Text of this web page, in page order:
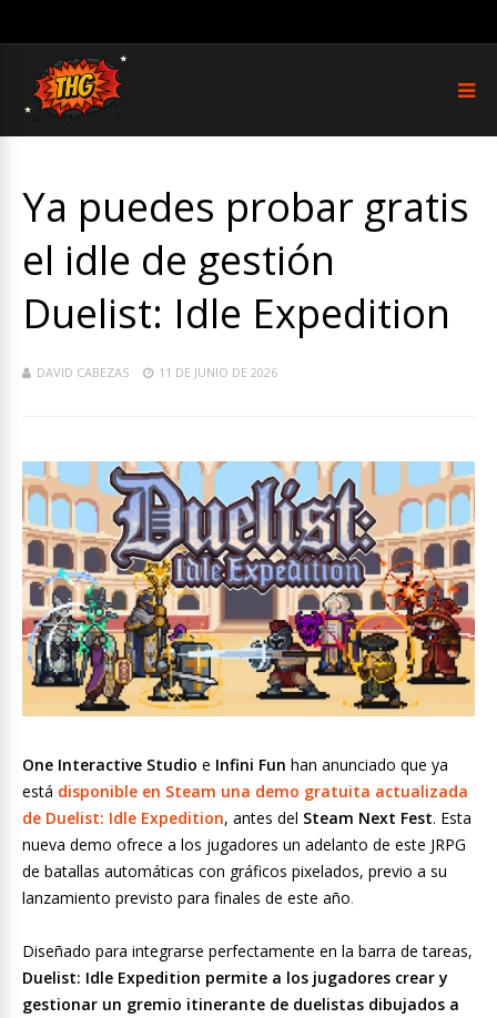
Ya puedes probar gratis
el idle de gestión
Duelist: Idle Expedition
DAVID CABEZAS 11 DE JUNIO DE 2026
One Interactive Studio e Infini Fun han anunciado que ya
está disponible en Steam una demo gratuita actualizada
de Duelist: Idle Expedition, antes del Steam Next Fest. Esta
nueva demo ofrece a los jugadores un adelanto de este JRPG
de batallas automáticas con gráficos pixelados, previo a su
lanzamiento previsto para finales de este año.
Diseñado para integrarse perfectamente en la barra de tareas,
Duelist: Idle Expedition permite a los jugadores crear y
gestionar un gremio itinerante de duelistas dibujados a